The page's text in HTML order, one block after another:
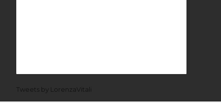
Tweets by LorenzaVitali